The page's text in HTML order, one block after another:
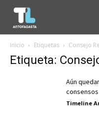
Inicio Etiquetas Consejo
Etiqueta:
Aún
consensos
Timeline